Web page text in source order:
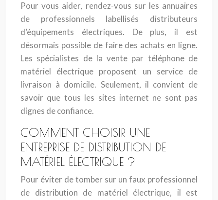
Pour vous aider, rendez-vous sur les annuaires
de professionnels labellisés distributeurs
d’équipements électriques. De plus, il est
désormais possible de faire des achats en ligne.
Les spécialistes de la vente par téléphone de
matériel électrique proposent un service de
livraison à domicile. Seulement, il convient de
savoir que tous les sites internet ne sont pas
dignes de confiance.
COMMENT CHOISIR UNE
ENTREPRISE DE DISTRIBUTION DE
MATÉRIEL ÉLECTRIQUE ?
Pour éviter de tomber sur un faux professionnel
de distribution de matériel électrique, il est